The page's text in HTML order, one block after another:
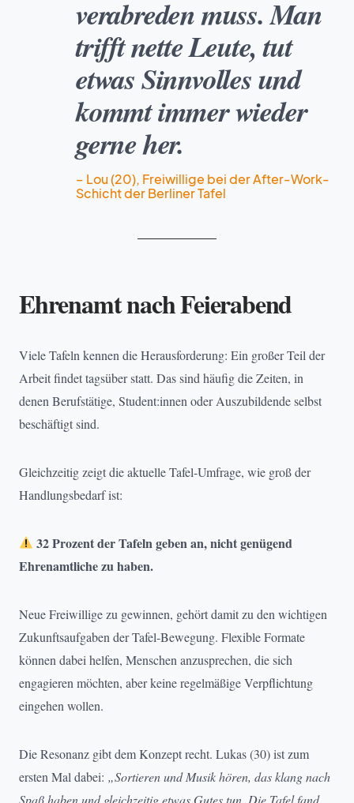
verabreden muss. Man
trifft nette Leute, tut
etwas Sinnvolles und
kommt immer wieder
gerne her.
– Lou (20), Freiwillige bei der After-Work-
Schicht der Berliner Tafel
Ehrenamt nach Feierabend
Viele Tafeln kennen die Herausforderung: Ein großer Teil der
Arbeit findet tagsüber statt. Das sind häufig die Zeiten, in
denen Berufstätige, Student:innen oder Auszubildende selbst
beschäftigt sind.
Gleichzeitig zeigt die aktuelle Tafel-Umfrage, wie groß der
Handlungsbedarf ist:
32 Prozent der Tafeln geben an, nicht genügend
Ehrenamtliche zu haben.
Neue Freiwillige zu gewinnen, gehört damit zu den wichtigen
Zukunftsaufgaben der Tafel-Bewegung. Flexible Formate
können dabei helfen, Menschen anzusprechen, die sich
engagieren möchten, aber keine regelmäßige Verpflichtung
eingehen wollen.
Die Resonanz gibt dem Konzept recht. Lukas (30) ist zum
ersten Mal dabei: „Sortieren und Musik hören, das klang nach
Spaß haben und gleichzeitig etwas Gutes tun. Die Tafel fand